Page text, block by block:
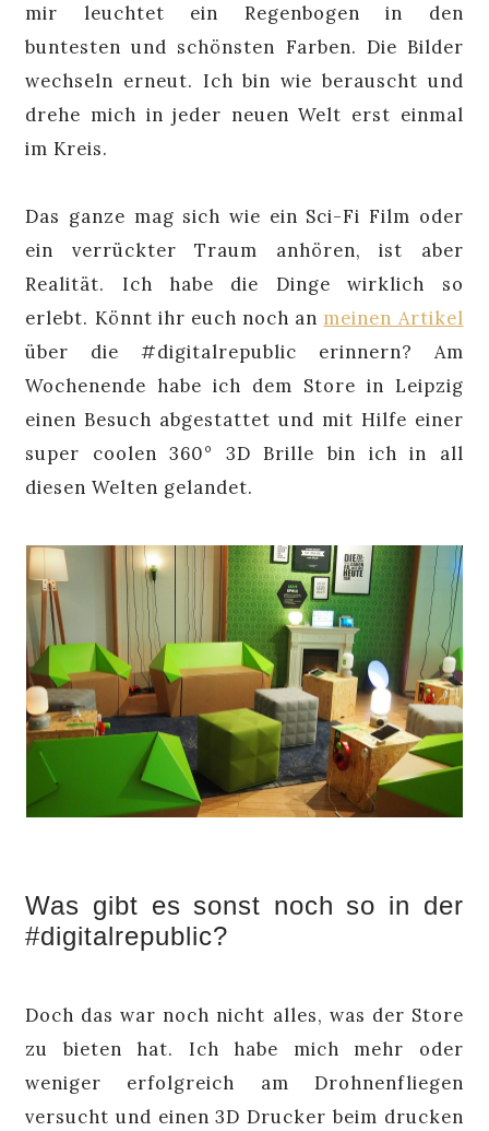
mir leuchtet ein Regenbogen in den
buntesten und schönsten Farben. Die Bilder
wechseln erneut. Ich bin wie berauscht und
drehe mich in jeder neuen Welt erst einmal
im Kreis.
Das ganze mag sich wie ein Sci-Fi Film oder
ein verrückter Traum anhören, ist aber
Realität. Ich habe die Dinge wirklich so
erlebt. Könnt ihr euch noch an meinen Artikel
über die #digitalrepublic erinnern? Am
Wochenende habe ich dem Store in Leipzig
einen Besuch abgestattet und mit Hilfe einer
super coolen 360° 3D Brille bin ich in all
diesen Welten gelandet.
Was gibt es sonst noch so in der
#digitalrepublic?
Doch das war noch nicht alles, was der Store
zu bieten hat. Ich habe mich mehr oder
weniger erfolgreich am Drohnenfliegen
versucht und einen 3D Drucker beim drucken